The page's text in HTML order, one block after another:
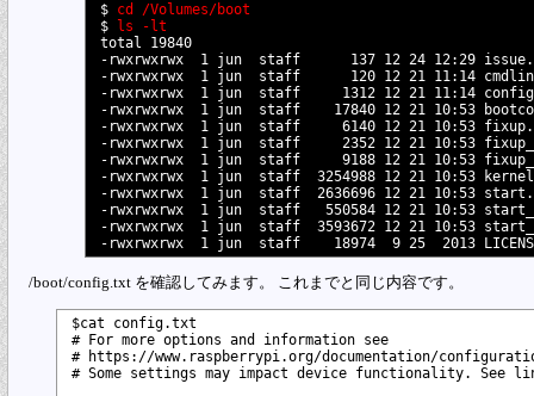
$ cd /Volumes/boot
$
ls -lt
total 19840
-rwxrwxrwx  1 jun  staff      137 12 24 12:29
-rwxrwxrwx  1 jun  staff      120 12 21 11:14
-rwxrwxrwx  1 jun  staff     1312 12 21 11:14
-rwxrwxrwx  1 jun  staff    17840 12 21 10:53
-rwxrwxrwx  1 jun  staff     6140 12 21 10:53
-rwxrwxrwx  1 jun  staff     2352 12 21 10:53
-rwxrwxrwx  1 jun  staff     9188 12 21 10:53
-rwxrwxrwx  1 jun  staff  3254988 12 21 10:53
-rwxrwxrwx  1 jun  staff  2636696 12 21 10:53
-rwxrwxrwx  1 jun  staff   550584 12 21 10:53
-rwxrwxrwx  1 jun  staff  3593672 12 21 10:53
/boot/config.txt を確認してみます。 これまでと同じ内容です。
$cat config.txt
# For more options and information see
# https://www.raspberrypi.org/documentation/
# Some settings may impact device functionality. See